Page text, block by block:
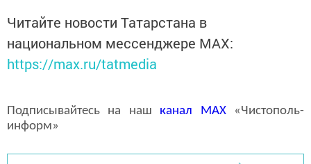
Читайте новости Татарстана в
национальном мессенджере MАХ:
https://max.ru/tatmedia
Подписывайтесь на наш канал MAX«Чистополь-
информ»